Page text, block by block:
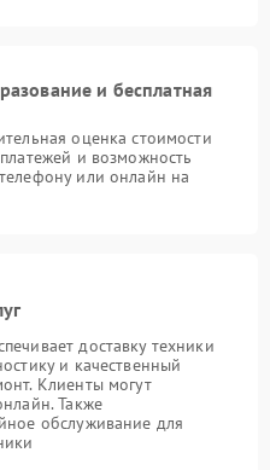
и бесплатная
оценка стоимости
и возможность
или онлайн на
доставку техники
и качественный
Клиенты могут
Также
обслуживание для